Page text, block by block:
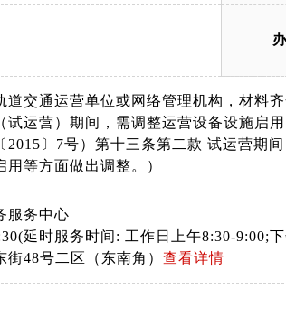
道交通运营单位或网络管理机构，材料齐
试运营）期间，需调整运营设备设施启
2015〕7号）第十三条第二款 试运营期
等方面做出调整。）
服务中心
延时服务时间: 工作日上午8:30-9:00;
48号二区（东南角） 查看详情